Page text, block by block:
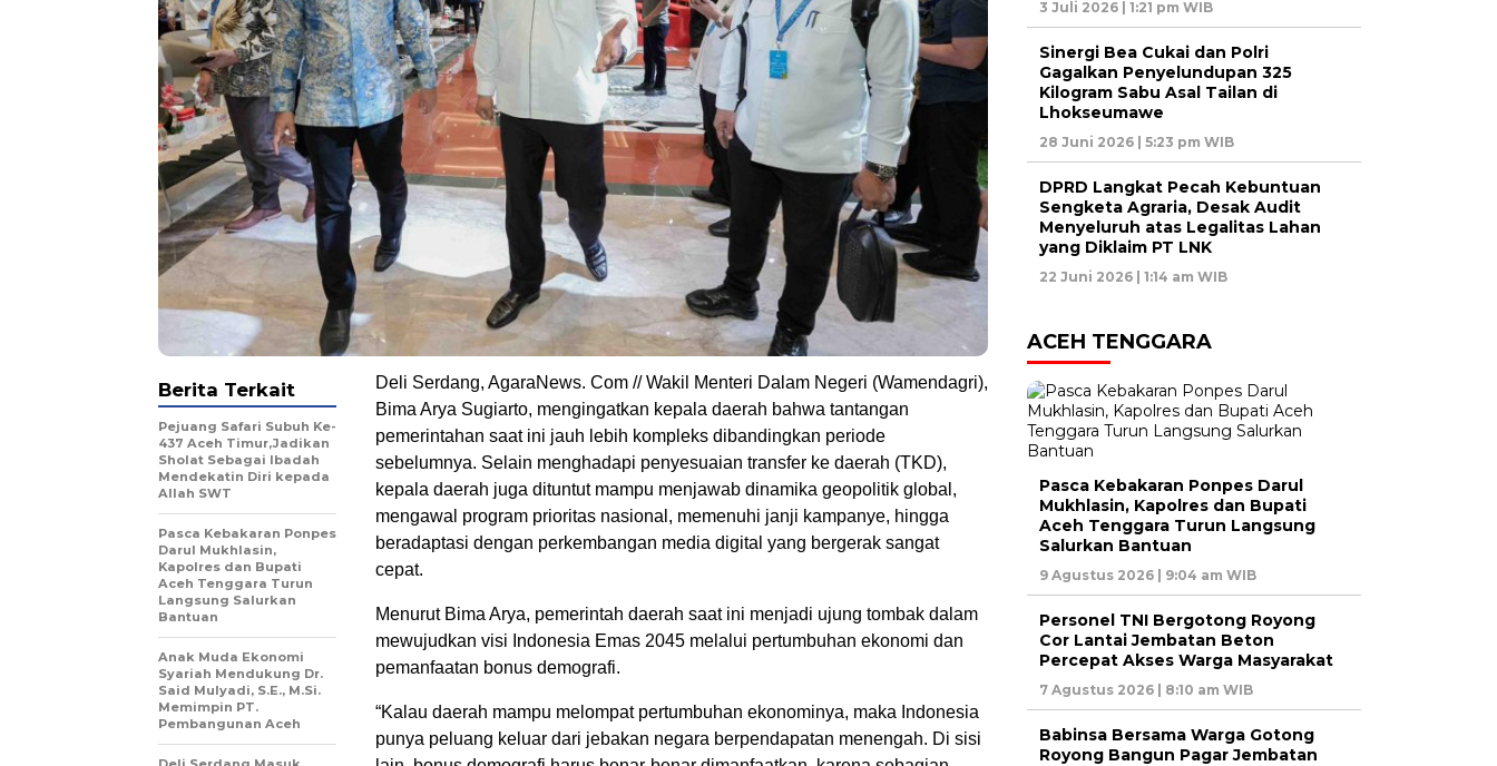
Deli Serdang, AgaraNews. Com // Wakil Menteri Dalam Negeri (Wamendagri),
Bima Arya Sugiarto, mengingatkan kepala daerah bahwa tantangan
pemerintahan saat ini jauh lebih kompleks dibandingkan periode
sebelumnya. Selain menghadapi penyesuaian transfer ke daerah (TKD),
kepala daerah juga dituntut mampu menjawab dinamika geopolitik global,
mengawal program prioritas nasional, memenuhi janji kampanye, hingga
beradaptasi dengan perkembangan media digital yang bergerak sangat
cepat.
Menurut Bima Arya, pemerintah daerah saat ini menjadi ujung tombak dalam
mewujudkan visi Indonesia Emas 2045 melalui pertumbuhan ekonomi dan
pemanfaatan bonus demografi.
“Kalau daerah mampu melompat pertumbuhan ekonominya, maka Indonesia
punya peluang keluar dari jebakan negara berpendapatan menengah. Di sisi
Berita Terkait
Pejuang Safari Subuh Ke-
437 Aceh Timur,Jadikan
Sholat Sebagai Ibadah
Mendekatin Diri kepada
Allah SWT
Pasca Kebakaran Ponpes
Darul Mukhlasin,
Kapolres dan Bupati
Aceh Tenggara Turun
Langsung Salurkan
Bantuan
Anak Muda Ekonomi
Syariah Mendukung Dr.
Said Mulyadi, S.E., M.Si.
Memimpin PT.
Pembangunan Aceh
3 Juli 2026 | 1:21 pm WIB
Sinergi Bea Cukai dan Polri
Gagalkan Penyelundupan 325
Kilogram Sabu Asal Tailan di
Lhokseumawe
28 Juni 2026 | 5:23 pm WIB
DPRD Langkat Pecah Kebuntuan
Sengketa Agraria, Desak Audit
Menyeluruh atas Legalitas Lahan
yang Diklaim PT LNK
22 Juni 2026 | 1:14 am WIB
ACEH TENGGARA
Pasca Kebakaran Ponpes Darul
Mukhlasin, Kapolres dan Bupati
Aceh Tenggara Turun Langsung
Salurkan Bantuan
9 Agustus 2026 | 9:04 am WIB
Personel TNI Bergotong Royong
Cor Lantai Jembatan Beton
Percepat Akses Warga Masyarakat
7 Agustus 2026 | 8:10 am WIB
Babinsa Bersama Warga Gotong
Royong Bangun Pagar Jembatan